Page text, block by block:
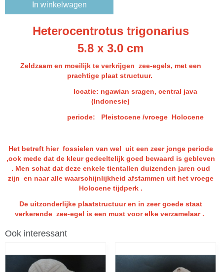
In winkelwagen
Heterocentrotus trigonarius
5.8 x 3.0 cm
Zeldzaam en moeilijk te verkrijgen zee-egels, met een
prachtige plaat structuur.
locatie: ngawian sragen, central java
(Indonesie)
periode: Pleistocene /vroege Holocene
Het betreft hier fossielen van wel uit een zeer jonge periode
,ook mede dat de kleur gedeeltelijk goed bewaard is gebleven
. Men schat dat deze enkele tientallen duizenden jaren oud
zijn en naar alle waarschijnlijkheid afstammen uit het vroege
Holocene tijdperk .
De uitzonderlijke plaatstructuur en in zeer goede staat
verkerende zee-egel is een must voor elke verzamelaar .
Ook interessant